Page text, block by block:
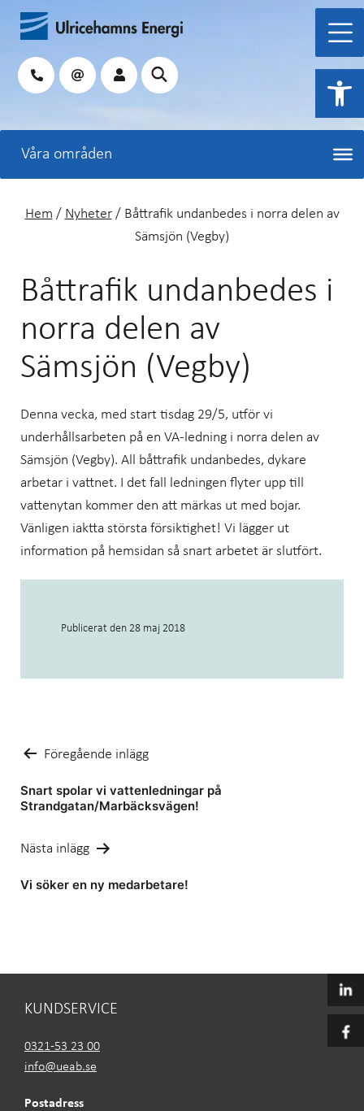
Hoppa
innehåll
Sök
Hem / Nyheter/ Båttrafik undanbedes i norra delen av
Sämsjön (Vegby)
Båttrafik undanbedes i
norra delen av
Sämsjön (Vegby)
Denna vecka, med start tisdag 29/5, utför vi
underhållsarbeten på en VA-ledning i norra delen av
Sämsjön (Vegby). All båttrafik undanbedes, dykare
arbetar i vattnet. I det fall ledningen flyter upp till
vattenytan kommer den att märkas ut med bojar.
Vänligen iaktta största försiktighet! Vi lägger ut
information på hemsidan så snart arbetet är slutfört.
Publicerat den 28 maj 2018
Inläggsnavigering
Föregående inlägg
Snart spolar vi vattenledningar på
Strandgatan/Marbäcksvägen!
Nästa inlägg
Vi söker en ny medarbetare!
KUNDSERVICE
0321-53 23 00
info@ueab.se
Postadress